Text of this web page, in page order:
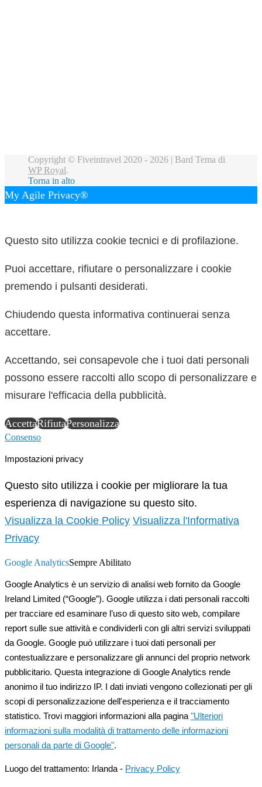
Copyright © Fiveintravel 2020 - 2026 | Bard Tema di
WP Royal.
Torna in alto
My Agile Privacy®
Questo sito utilizza cookie tecnici e di profilazione.
Puoi accettare, rifiutare o personalizzare i cookie
premendo i pulsanti desiderati.
Chiudendo questa informativa continuerai senza
accettare.
Accettando, sei consapevole che i tuoi dati personali
possono essere raccolti allo scopo di personalizzare e
misurare l'efficacia della pubblicità.
AccettaRifiutaPersonalizza
Consenso
Impostazioni privacy
Questo sito utilizza i cookie per migliorare la tua
esperienza di navigazione su questo sito.
Visualizza la Cookie Policy Visualizza l'Informativa
Privacy
Google AnalyticsSempre Abilitato
Google Analytics è un servizio di analisi web fornito da Google
Ireland Limited (“Google”). Google utilizza i dati personali raccolti
per tracciare ed esaminare l’uso di questo sito web, compilare
report sulle sue attività e condividerli con gli altri servizi sviluppati
da Google. Google può utilizzare i tuoi dati personali per
contestualizzare e personalizzare gli annunci del proprio network
pubblicitario. Questa integrazione di Google Analytics rende
anonimo il tuo indirizzo IP. I dati inviati vengono collezionati per gli
scopi di personalizzazione dell'esperienza e il tracciamento
statistico. Trovi maggiori informazioni alla pagina"Ulteriori
informazioni sulla modalità di trattamento delle informazioni
personali da parte di Google".
Luogo del trattamento: Irlanda - Privacy Policy